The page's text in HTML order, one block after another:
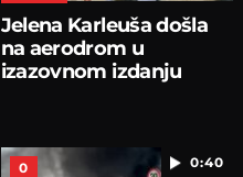
Jelena Karleuša došla
na aerodrom u
izazovnom izdanju
0:40
0